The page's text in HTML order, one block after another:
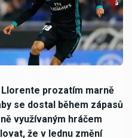
prozatím marně
se dostal během zápasů
využívaným hráčem
že v lednu změní